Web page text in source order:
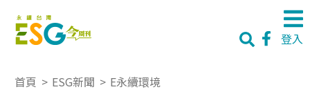
登入
首頁 > ESG新聞 > E永續環境